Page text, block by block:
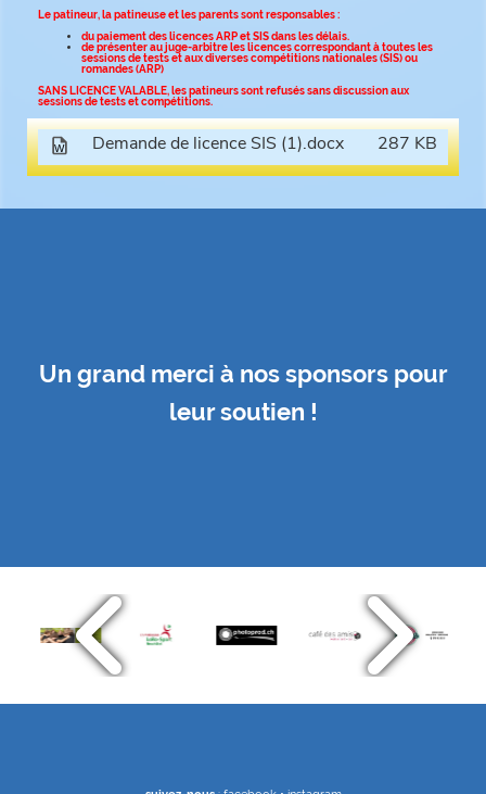
Le patineur, la patineuse et les parents sont responsables :
du paiement des licences ARP et SIS dans les délais.
de présenter au juge-arbitre les licences correspondant à toutes les
sessions de tests et aux diverses compétitions nationales (SIS) ou
romandes (ARP)
SANS LICENCE VALABLE, les patineurs sont refusés sans discussion aux
sessions de tests et compétitions.
Demande de licence SIS (1).docx 287 KB
Un grand merci à nos sponsors pour
leur soutien !